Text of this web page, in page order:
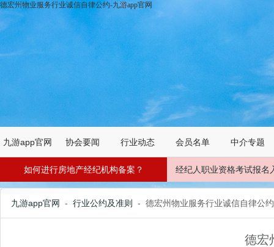
德宏州物业服务行业诚信自律公约-九游app官网
九游app官网 协会要闻 行业动态 会员名单 中介专题
如何进行房地产经纪机构备案？ 经纪人职业资格考试报名
九游app官网 - 行业公约及准则 - 德宏州物业服务行业诚信自律公约
德宏